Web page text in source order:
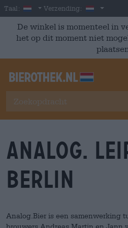
Skip to main content
Taal: Dutch
Verzending: Nederland
De winkel is momenteel in
het op dit moment niet
plaatsen.
ANALOG.
BERLIN
Analog.Bier is een samenwerking
brouwers Andreas Martin en Jann